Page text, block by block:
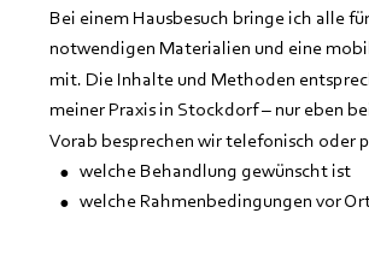
Bei einem Hausbesuch bringe ich alle
notwendigen Materialien und eine
mit. Die Inhalte und Methoden
meiner Praxis in Stockdorf – nur eben
Vorab besprechen wir telefonisch oder
• welche Behandlung gewünscht ist
• welche Rahmenbedingungen vor